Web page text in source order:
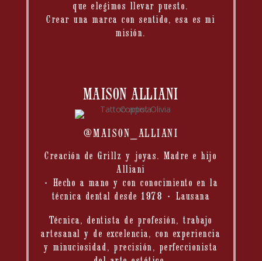
que elegimos llevar puesto.
Crear una marca con sentido, esa es mi
misión.
MAISON ALLIANI
@MAISON_ALLIANI
Creación de Grillz y joyas. Madre e hijo
Alliani
• Hecho a mano y con conocimiento en la
técnica dental desde 1978 • Lausana
Técnica, dentista de profesión, trabajo
artesanal y de excelencia, con experiencia
y minuciosidad, precisión, perfeccionista